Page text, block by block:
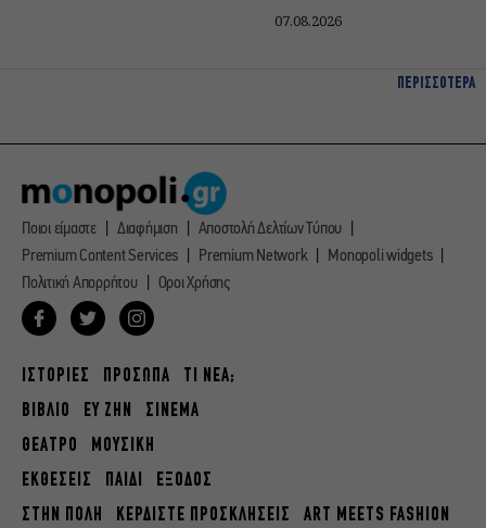
07.08.2026
ΠΕΡΙΣΣΟΤΕΡΑ
Ποιοι είμαστε Διαφήμιση
Αποστολή Δελτίων Τύπου
Premium Content Services
Premium Network
Monopoli widgets
Πολιτική Απορρήτου
Οροι Χρήσης
ΙΣΤΟΡΙΕΣ ΠΡΟΣΩΠΑ
ΤΙ ΝΕΑ;
ΒΙΒΛΙΟ
ΕΥ ΖΗΝ
ΣΙΝΕΜΑ
ΘΕΑΤΡΟ
ΜΟΥΣΙΚΗ
ΕΚΘΕΣΕΙΣ
ΠΑΙΔΙ
ΕΞΟΔΟΣ
ΣΤΗΝ ΠΟΛΗ
ΚΕΡΔΙΣΤΕ ΠΡΟΣΚΛΗΣΕΙΣ ART MEETS FASHION